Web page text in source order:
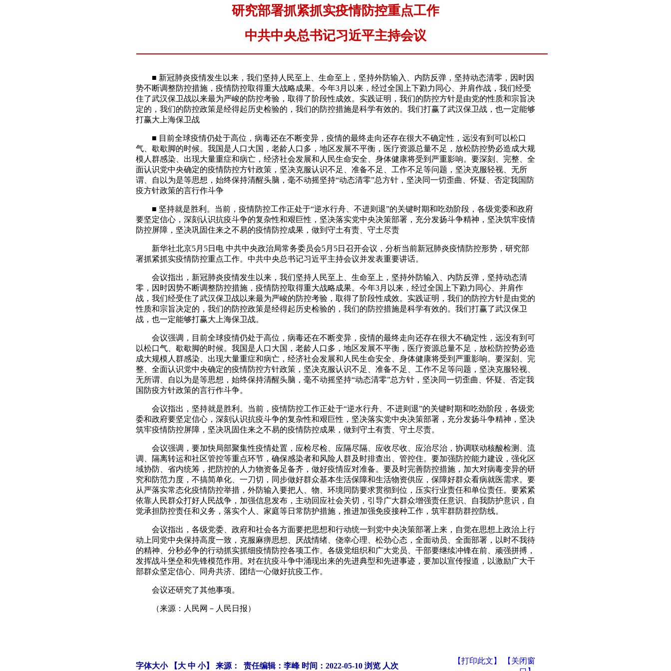
研究部署抓紧抓实疫情防控重点工作
中共中央总书记习近平主持会议
■ 新冠肺炎疫情发生以来，我们坚持人民至上、生命至上，坚持外防输入、内防反弹，坚持动态清零，因时因
势不断调整防控措施，疫情防控取得重大战略成果。今年3月以来，经过全国上下勠力同心、并肩作战，我们经受
住了武汉保卫战以来最为严峻的防控考验，取得了阶段性成效。实践证明，我们的防控方针是由党的性质和宗旨决
定的，我们的防控政策是经得起历史检验的，我们的防控措施是科学有效的。我们打赢了武汉保卫战，也一定能够
打赢大上海保卫战
■ 目前全球疫情仍处于高位，病毒还在不断变异，疫情的最终走向还存在很大不确定性，远没有到可以松口
气、歇歇脚的时候。我国是人口大国，老龄人口多，地区发展不平衡，医疗资源总量不足，放松防控势必造成大规
模人群感染、出现大量重症和病亡，经济社会发展和人民生命安全、身体健康将受到严重影响。要深刻、完整、全
面认识党中央确定的疫情防控方针政策，坚决克服认识不足、准备不足、工作不足等问题，坚决克服轻视、无所
谓、自以为是等思想，始终保持清醒头脑，毫不动摇坚持“动态清零”总方针，坚决同一切歪曲、怀疑、否定我国防
疫方针政策的言行作斗争
■ 坚持就是胜利。当前，疫情防控工作正处于“逆水行舟、不进则退”的关键时期和吃劲阶段，各级党委和政府
要坚定信心，深刻认识抗疫斗争的复杂性和艰巨性，坚决落实党中央决策部署，充分发扬斗争精神，坚决筑牢疫情
防控屏障，坚决巩固住来之不易的疫情防控成果，做到守土有责、守土尽责
新华社北京5月5日电 中共中央政治局常务委员会5月5日召开会议，分析当前新冠肺炎疫情防控形势，研究部
署抓紧抓实疫情防控重点工作。中共中央总书记习近平主持会议并发表重要讲话。
会议指出，新冠肺炎疫情发生以来，我们坚持人民至上、生命至上，坚持外防输入、内防反弹，坚持动态清
零，因时因势不断调整防控措施，疫情防控取得重大战略成果。今年3月以来，经过全国上下勠力同心、并肩作
战，我们经受住了武汉保卫战以来最为严峻的防控考验，取得了阶段性成效。实践证明，我们的防控方针是由党的
性质和宗旨决定的，我们的防控政策是经得起历史检验的，我们的防控措施是科学有效的。我们打赢了武汉保卫
战，也一定能够打赢大上海保卫战。
会议强调，目前全球疫情仍处于高位，病毒还在不断变异，疫情的最终走向还存在很大不确定性，远没有到可
以松口气、歇歇脚的时候。我国是人口大国，老龄人口多，地区发展不平衡，医疗资源总量不足，放松防控势必造
成大规模人群感染、出现大量重症和病亡，经济社会发展和人民生命安全、身体健康将受到严重影响。要深刻、完
整、全面认识党中央确定的疫情防控方针政策，坚决克服认识不足、准备不足、工作不足等问题，坚决克服轻视、
无所谓、自以为是等思想，始终保持清醒头脑，毫不动摇坚持“动态清零”总方针，坚决同一切歪曲、怀疑、否定我
国防疫方针政策的言行作斗争。
会议指出，坚持就是胜利。当前，疫情防控工作正处于“逆水行舟、不进则退”的关键时期和吃劲阶段，各级党
委和政府要坚定信心，深刻认识抗疫斗争的复杂性和艰巨性，坚决落实党中央决策部署，充分发扬斗争精神，坚决
筑牢疫情防控屏障，坚决巩固住来之不易的疫情防控成果，做到守土有责、守土尽责。
会议强调，要加快局部聚集性疫情处置，应检尽检、应隔尽隔、应收尽收、应治尽治，协调联动核酸检测、流
调、隔离转运和社区管控等重点环节，确保感染者和风险人群及时排查出、管控住。要加强防控能力建设，强化区
域协防、省内统筹，把防控的人力物资备足备齐，做好疫情应对准备。要及时完善防控措施，加大对病毒变异的研
究和防范力度，不搞简单化、一刀切，同步做好群众基本生活保障和生活物资供应，保障好群众看病就医需求。要
从严落实常态化疫情防控举措，外防输入要把人、物、环境同防要求贯彻到位，压实行业责任和单位责任。要紧紧
依靠人民群众打好人民战争，加强信息发布，主动回应社会关切，引导广大群众增强责任意识、自我防护意识，自
觉承担防控责任和义务，落实个人、家庭等日常防护措施，推进加强免疫接种工作，筑牢群防群控防线。
会议指出，各级党委、政府和社会各方面要把思想和行动统一到党中央决策部署上来，自觉在思想上政治上行
动上同党中央保持高度一致，克服麻痹思想、厌战情绪、侥幸心理、松劲心态，全面动员、全面部署，以时不我待
的精神、分秒必争的行动抓实抓细疫情防控各项工作。各级党组织和广大党员、干部要继续冲锋在前、顽强拼搏，
发挥战斗堡垒和先锋模范作用。对在抗疫斗争中涌现出来的先进典型和先进事迹，要加以宣传报道，以激励广大干
部群众坚定信心、同舟共济、团结一心做好抗疫工作。
会议还研究了其他事项。
（来源：人民网－人民日报）
字体大小 【大 中 小】 来源： 责任编辑：李峰 时间：2022-05-10 浏览 人次
【打印此文】
【关闭窗